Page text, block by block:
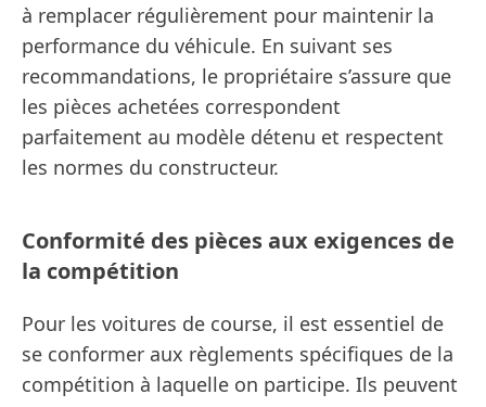
à remplacer régulièrement pour maintenir la
performance du véhicule. En suivant ses
recommandations, le propriétaire s’assure que
les pièces achetées correspondent
parfaitement au modèle détenu et respectent
les normes du constructeur.
Conformité des pièces aux exigences de
la compétition
Pour les voitures de course, il est essentiel de
se conformer aux règlements spécifiques de la
compétition à laquelle on participe. Ils peuvent